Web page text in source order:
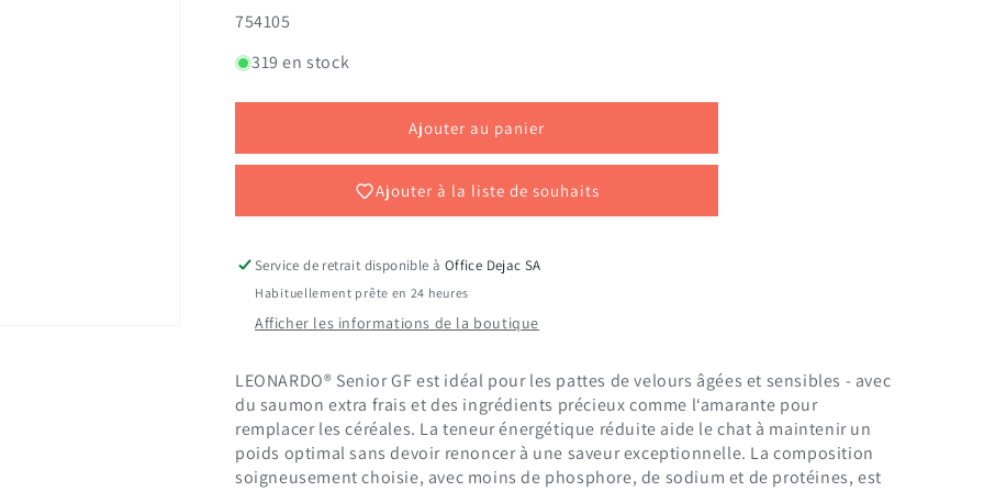
quantité
LEONARDO
kg
kg
SKU:
754105
319 en stock
Ajouter au panier
Ajouter à la liste de souhaits
Service de retrait disponible à Office Dejac SA
Habituellement prête en 24 heures
Afficher les informations de la boutique
LEONARDO® Senior GF est idéal pour les pattes de velours âgées et sensibles - avec
du saumon extra frais et des ingrédients précieux comme l‘amarante pour
remplacer les céréales. La teneur énergétique réduite aide le chat à maintenir un
poids optimal sans devoir renoncer à une saveur exceptionnelle. La composition
soigneusement choisie, avec moins de phosphore, de sodium et de protéines, est